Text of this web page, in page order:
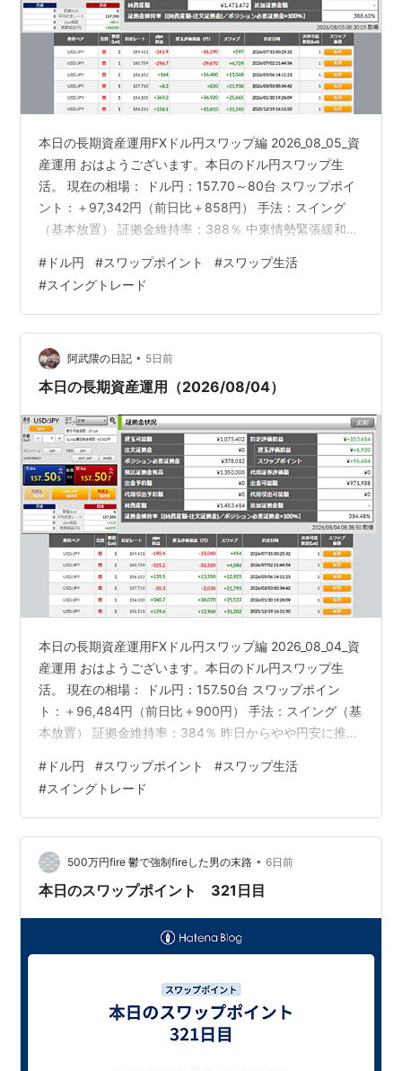
本日の長期資産運用FXドル円スワップ編 2026_08_05_資
産運用 おはようございます。本日のドル円スワップ生
活。 現在の相場： ドル円：157.70～80台 スワップポイ
ント：＋97,342円（前日比＋858円） 手法：スイング
（基本放置） 証拠金維持率：388％ 中東情勢緊張緩和と
しょうか？ただ、落ち着いたと思ったらまた攻撃開始と
か日常茶飯事なのでリスクは抱えていると思います。 ベ
ッセント長官が日銀への利上げへの発言をしています。
次の日銀政策金利は利上げでしょうか？利上げ自体は過
熱気味な円安傾向を冷やす手段だと思いますが、自らで
はなく他…
# ドル円 #スワップポイント #スワップ生活
#スイングトレード
阿武隈の日記 • 5日前
本日の長期資産運用（2026/08/04）
本日の長期資産運用FXドル円スワップ編 2026_08_04_資
産運用 おはようございます。本日のドル円スワップ生
活。 現在の相場： ドル円：157.50台 スワップポイン
ト：＋96,484円（前日比＋900円） 手法：スイング（基
本放置） 証拠金維持率：384％ 昨日からやや円安に推移
ル円の値動きを見つつ、様子見継続の姿勢です。 ランキ
ング参加中躁鬱、躁うつ病、双極性障害 ランキング参加
中はてなブログ同盟！初心者歓迎・なんでもOK！日記・
雑記10・20・30・40・50・60代 ランキング参加中株式
投資・FX・マネー 経済動向語り合おう！
# ドル円 #スワップポイント #スワップ生活
#スイングトレード
500万円fire 鬱で強制fireした男の末路 • 6日前
本日のスワップポイント 321日目